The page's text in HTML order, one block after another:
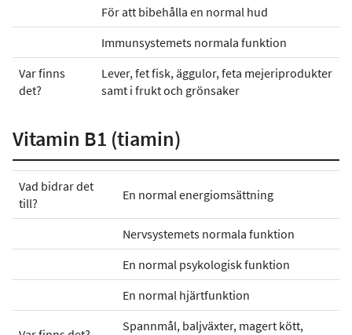
För att bibehålla en normal hud
Immunsystemets normala funktion
Var finns
det?
Lever, fet fisk, äggulor, feta mejeriprodukter
samt i frukt och grönsaker
Vitamin B1 (tiamin)
Vad bidrar det
till?
En normal energiomsättning
Nervsystemets normala funktion
En normal psykologisk funktion
En normal hjärtfunktion
Spannmål, baljväxter, magert kött,